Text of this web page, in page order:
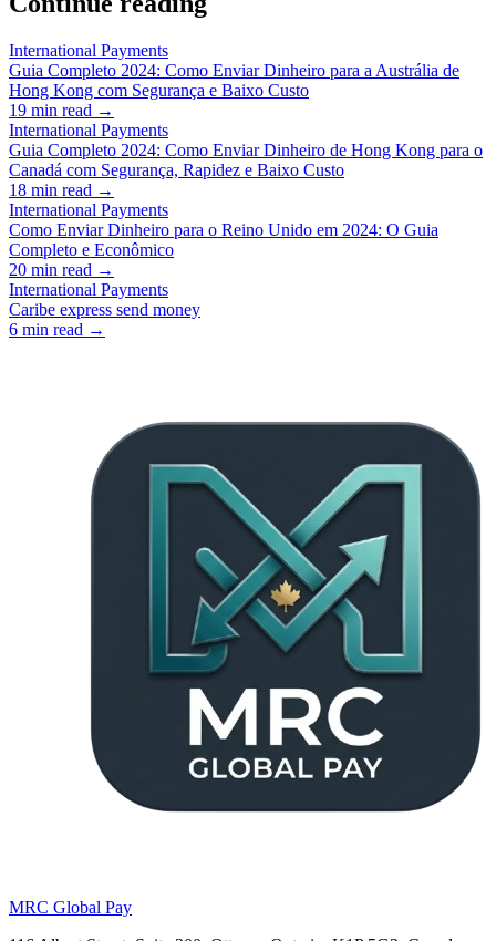
International Payments
Guia Completo 2024: Como Enviar Dinheiro para a Austrália de
Hong Kong com Segurança e Baixo Custo
19 min read →
International Payments
Guia Completo 2024: Como Enviar Dinheiro de Hong Kong para o
Canadá com Segurança, Rapidez e Baixo Custo
18 min read →
International Payments
Como Enviar Dinheiro para o Reino Unido em 2024: O Guia
Completo e Econômico
20 min read →
International Payments
Caribe express send money
6 min read →
MRC Global Pay